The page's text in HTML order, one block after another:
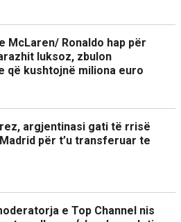
McLaren/ Ronaldo hap për
luksoz, zbulon
që kushtojnë miliona euro
argjentinasi gati të rrisë
për t’u transferuar te
e Top Channel nis